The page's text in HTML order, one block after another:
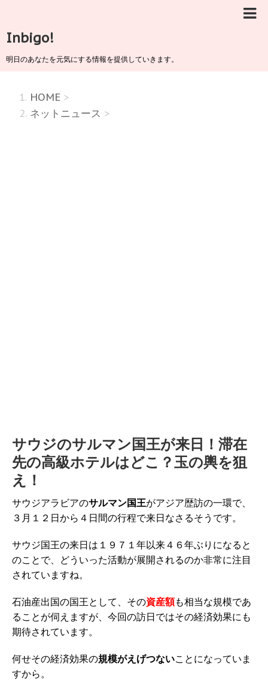
Inbigo!
明日のあなたを元気にする情報を提供していきます。
HOME >
ネットニュース >
サウジのサルマン国王が来日！滞在
先の高級ホテルはどこ？玉の輿を狙
え！
サウジアラビアのサルマン国王がアジア歴訪の一環で、
３月１２日から４日間の行程で来日なさるそうです。
サウジ国王の来日は１９７１年以来４６年ぶりになると
のことで、どういった活動が展開されるのか非常に注目
されていますね。
石油産出国の国王として、その資産額も相当な規模であ
ることが伺えますが、今回の訪日ではその経済効果にも
期待されています。
何せその経済効果の規模がえげつないことになっていま
すから。